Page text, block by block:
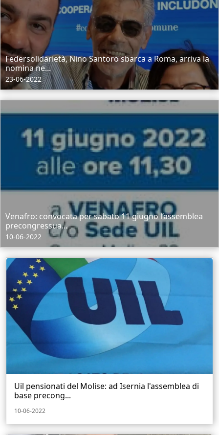
Federsolidarietà, Nino Santoro sbarca a Roma, arriva la
nomina ne...
23-06-2022
Venafro: convocata per sabato 11 giugno l’assemblea
precongressua...
10-06-2022
Uil pensionati del Molise: ad Isernia l'assemblea di
base precong...
10-06-2022